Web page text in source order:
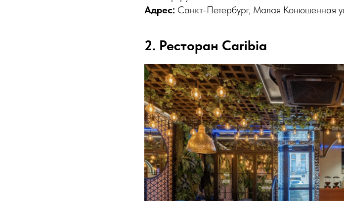
Aдрес: Санкт-Петербург, Малая Конюшенная
2. Ресторан Caribia